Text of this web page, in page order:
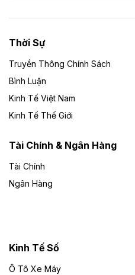
Dự án Nhà máy xử lý rác và
Công ty TNHH Năng lượng
Theo vietnamfinance.vn
Đức Long Gia Lai mở
Lai
Bốn doanh nghiệp có sự
phần Tập đoàn Đức Long
Gia Lai với tổng vốn hơn
Đồng Nai cho thuê
công nghiệp ở Long
Thời Sự
Truyền Thông Chính Sách
Bình Luận
Kinh Tế Việt Nam
Kinh Tế Thế Giới
Tài Chính & Ngân Hàng
Tài Chính
Ngân Hàng
Kinh Tế Số
Ô Tô Xe Máy